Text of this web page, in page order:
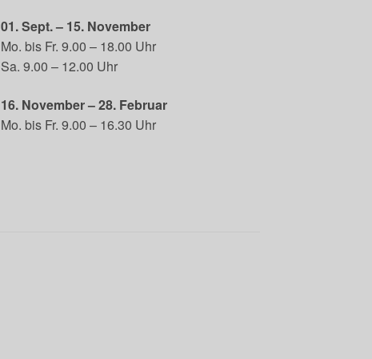
01. Sept. – 15. November
Mo. bis Fr. 9.00 – 18.00 Uhr
Sa. 9.00 – 12.00 Uhr
16. November – 28. Februar
Mo. bis Fr. 9.00 – 16.30 Uhr